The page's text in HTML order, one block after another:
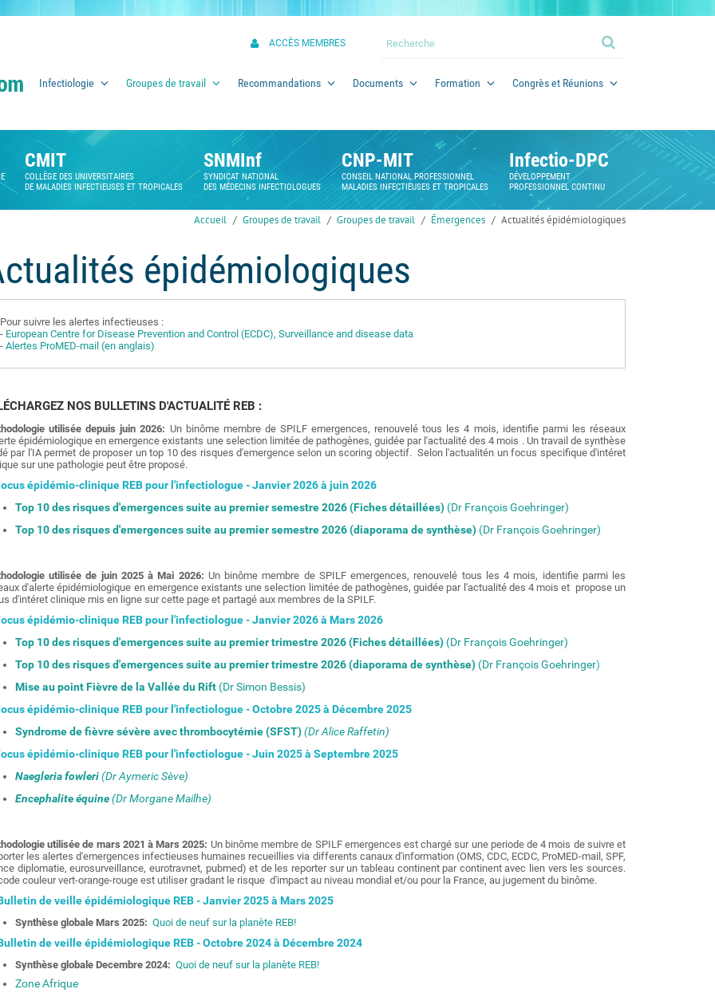
Infectiologie Groupes de travail Recommandations Documents Formation Congrès et Réunions
ACCÈS MEMBRES
CMIT
COLLÈGE DES UNIVERSITAIRES
DE MALADIES INFECTIEUSES ET TROPICALES
SNMInf
SYNDICAT NATIONAL
DES MÉDECINS INFECTIOLOGUES
CNP-MIT
CONSEIL NATIONAL PROFESSIONNEL
MALADIES INFECTIEUSES ET TROPICALES
Infectio-DPC
DÉVELOPPEMENT
PROFESSIONNEL CONTINU
Accueil Groupes de travail Groupes de travail Émergences Actualités épidémiologiques
épidémiologiques
Pour suivre les alertes infectieuses :
- European Centre for Disease Prevention and Control (ECDC), Surveillance and disease data
- Alertes ProMED-mail (en anglais)
NOS BULLETINS D'ACTUALITÉ REB :
utilisée depuis juin 2026: Un binôme membre de SPILF emergences, renouvelé tous les 4 mois, identifie parmi les réseaux
épidémiologique en emergence existants une selection limitée de pathogènes, guidée par l'actualité des 4 mois . Un travail de synthèse
par l'IA permet de proposer un top 10 des risques d'emergence selon un scoring objectif. Selon l'actualitén un focus specifique d'intéret
sur une pathologie peut être proposé.
épidémio-clinique REB pour l'infectiologue - Janvier 2026 à juin 2026
Top 10 des risques d'emergences suite au premier semestre 2026 (Fiches détaillées) (Dr François Goehringer)
Top 10 des risques d'emergences suite au premier semestre 2026 (diaporama de synthèse) (Dr François Goehringer)
utilisée de juin 2025 à Mai 2026: Un binôme membre de SPILF emergences, renouvelé tous les 4 mois, identifie parmi les
d'alerte épidémiologique en emergence existants une selection limitée de pathogènes, guidée par l'actualité des 4 mois et propose un
d'intéret clinique mis en ligne sur cette page et partagé aux membres de la SPILF.
épidémio-clinique REB pour l'infectiologue - Janvier 2026 à Mars 2026
Top 10 des risques d'emergences suite au premier trimestre 2026 (Fiches détaillées) (Dr François Goehringer)
Top 10 des risques d'emergences suite au premier trimestre 2026 (diaporama de synthèse) (Dr François Goehringer)
Mise au point Fièvre de la Vallée du Rift (Dr Simon Bessis)
épidémio-clinique REB pour l'infectiologue - Octobre 2025 à Décembre 2025
Syndrome de fièvre sévère avec thrombocytémie (SFST)(Dr Alice Raffetin)
épidémio-clinique REB pour l'infectiologue - Juin 2025 à Septembre 2025
Naegleria fowleri(Dr Aymeric Sève)
Encephalite équine(Dr Morgane Mailhe)
utilisée de mars 2021 à Mars 2025: Un binôme membre de SPILF emergences est chargé sur une periode de 4 mois de suivre et
les alertes d'emergences infectieuses humaines recueillies via differents canaux d'information (OMS, CDC, ECDC, ProMED-mail, SPF,
diplomatie, eurosurveillance, eurotravnet, pubmed) et de les reporter sur un tableau continent par continent avec lien vers les sources.
couleur vert-orange-rouge est utiliser gradant le risque d'impact au niveau mondial et/ou pour la France, au jugement du binôme.
de veille épidémiologique REB - Janvier 2025 à Mars 2025
Synthèse globale Mars 2025: Quoi de neuf sur la planète REB!
de veille épidémiologique REB - Octobre 2024 à Décembre 2024
Synthèse globale Decembre 2024: Quoi de neuf sur la planète REB!
Zone Afrique